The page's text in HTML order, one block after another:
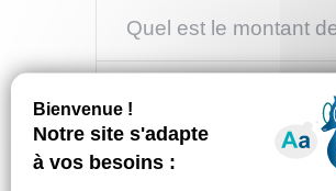
Quel est le montant
Quand et comment
Qu'est-ce que la